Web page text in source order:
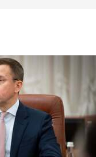
подробности
педагогам
студенческих
в
цифру